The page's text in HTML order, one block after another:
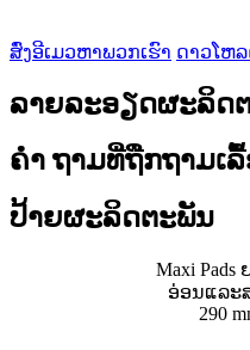
ສົ່ງອີເມວຫາພວກເຮົາ ດາວໂຫລ
ລາຍລະອຽດຜະລິດ
ຄຳ ຖາມທີ່ຖືກຖາມເ
ປ້າຍຜະລິດຕະພັນ
Maxi
ອ່ອນແລະ
290